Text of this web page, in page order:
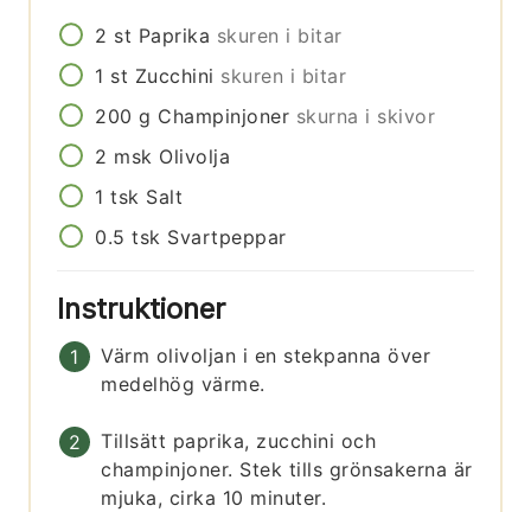
2 st Paprika skuren i bitar
1 st Zucchini skuren i bitar
200 g Champinjoner skurna i skivor
2 msk Olivolja
1 tsk Salt
0.5 tsk Svartpeppar
Instruktioner
Värm olivoljan i en stekpanna över
medelhög värme.
Tillsätt paprika, zucchini och
champinjoner. Stek tills grönsakerna är
mjuka, cirka 10 minuter.